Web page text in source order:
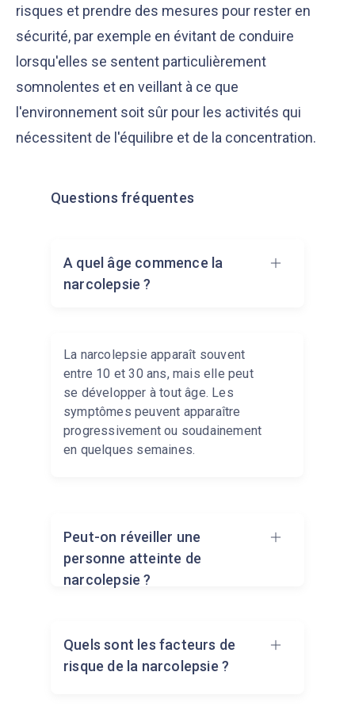
risques et prendre des mesures pour rester en
sécurité, par exemple en évitant de conduire
lorsqu'elles se sentent particulièrement
somnolentes et en veillant à ce que
l'environnement soit sûr pour les activités qui
nécessitent de l'équilibre et de la concentration.
Questions fréquentes
A quel âge commence la
narcolepsie ?
La narcolepsie apparaît souvent
entre 10 et 30 ans, mais elle peut
se développer à tout âge. Les
symptômes peuvent apparaître
progressivement ou soudainement
en quelques semaines.
Peut-on réveiller une
personne atteinte de
narcolepsie ?
Oui, il est possible de réveiller une
personne atteinte de narcolepsie,
en particulier pendant les épisodes
Quels sont les facteurs de
risque de la narcolepsie ?